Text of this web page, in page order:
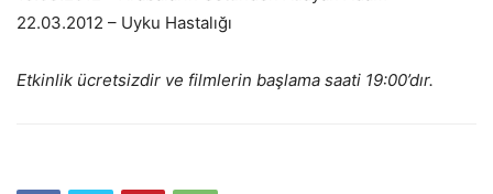
22.03.2012 – Uyku Hastalığı
Etkinlik ücretsizdir ve filmlerin başlama saati 19:00’dır.